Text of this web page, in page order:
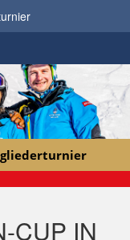
CUP IN